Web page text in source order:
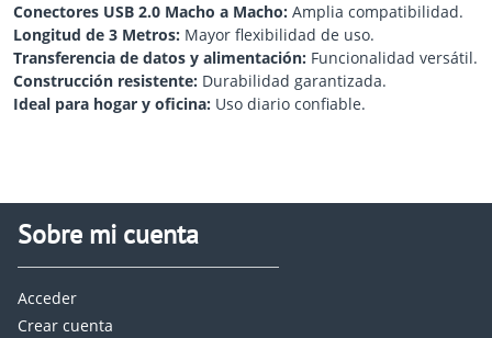
Conectores USB 2.0 Macho a Macho: Amplia compatibilidad.
Longitud de 3 Metros: Mayor flexibilidad de uso.
Transferencia de datos y alimentación: Funcionalidad versátil.
Construcción resistente: Durabilidad garantizada.
Ideal para hogar y oficina: Uso diario confiable.
Sobre mi cuenta
Acceder
Crear cuenta